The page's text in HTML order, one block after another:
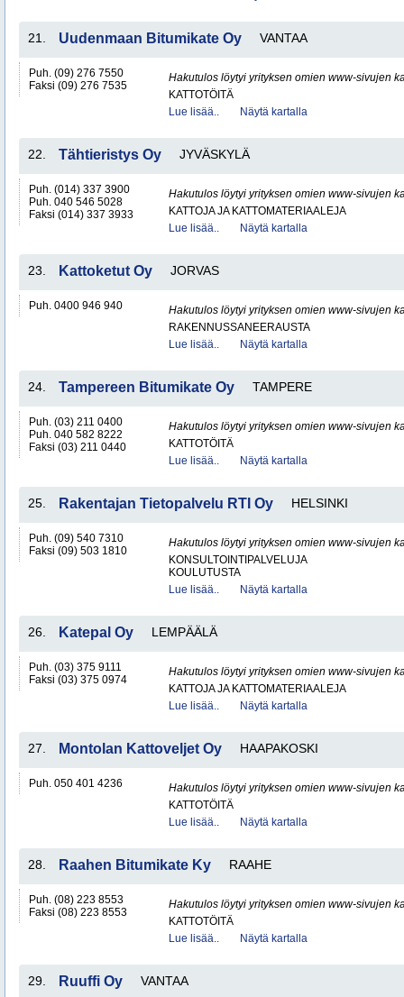
21. Uudenmaan Bitumikate Oy VANTAA
Puh. (09) 276 7550
Faksi (09) 276 7535
Hakutulos löytyi yrityksen omien www-sivujen
KATTOTÖITÄ
Lue lisää..
Näytä kartalla
22. Tähtieristys Oy JYVÄSKYLÄ
Puh. (014) 337 3900
Puh. 040 546 5028
Faksi (014) 337 3933
Hakutulos löytyi yrityksen omien www-sivujen
KATTOJA JA KATTOMATERIAALEJA
Lue lisää..
Näytä kartalla
23. Kattoketut Oy JORVAS
Puh. 0400 946 940
Hakutulos löytyi yrityksen omien www-sivujen
RAKENNUSSANEERAUSTA
Lue lisää..
Näytä kartalla
24. Tampereen Bitumikate Oy TAMPERE
Puh. (03) 211 0400
Puh. 040 582 8222
Faksi (03) 211 0440
Hakutulos löytyi yrityksen omien www-sivujen
KATTOTÖITÄ
Lue lisää..
Näytä kartalla
25. Rakentajan Tietopalvelu RTI Oy HELSINKI
Puh. (09) 540 7310
Faksi (09) 503 1810
Hakutulos löytyi yrityksen omien www-sivujen
KONSULTOINTIPALVELUJA
KOULUTUSTA
Lue lisää..
Näytä kartalla
26. Katepal Oy LEMPÄÄLÄ
Puh. (03) 375 9111
Faksi (03) 375 0974
Hakutulos löytyi yrityksen omien www-sivujen
KATTOJA JA KATTOMATERIAALEJA
Lue lisää..
Näytä kartalla
27. Montolan Kattoveljet Oy HAAPAKOSKI
Puh. 050 401 4236
Hakutulos löytyi yrityksen omien www-sivujen
KATTOTÖITÄ
Lue lisää..
Näytä kartalla
28. Raahen Bitumikate Ky RAAHE
Puh. (08) 223 8553
Faksi (08) 223 8553
Hakutulos löytyi yrityksen omien www-sivujen
KATTOTÖITÄ
Lue lisää..
Näytä kartalla
29. Ruuffi Oy VANTAA